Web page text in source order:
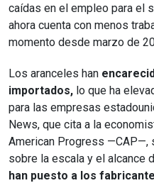
caídas en el empleo para el
ahora cuenta con menos
momento desde marzo de
Los aranceles han
importados, lo que ha
para las empresas
News, que cita a la
American Progress —CAP—,
sobre la escala y el alcance
han puesto a los